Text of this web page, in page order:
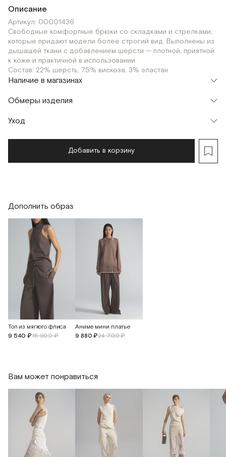
Описание
Артикул: 00001436
Свободные комфортные брюки со складками и стрелками,
которые придают модели более строгий вид. Выполнены из
дышащей ткани с добавлением шерсти — плотной, приятной
к коже и практичной в использовании.
Состав: 22% шерсть, 75% вискоза, 3% эластан
Наличие в магазинах
г. Москва, Малая Бронная 24/3
XS
Обмеры изделия
Мерки, см
Уход
Добавить в корзину
Дополнить образ
Топ из мягкого флиса
9 540 ₽15 900 ₽
Аниме мини платье
9 880 ₽24 700 ₽
Вам может понравиться